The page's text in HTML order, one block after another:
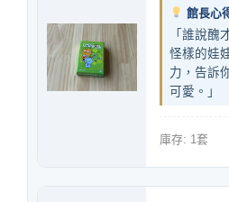
館長心
「誰說醜
怪樣的娃
力，告訴
可愛。」
庫存: 1套